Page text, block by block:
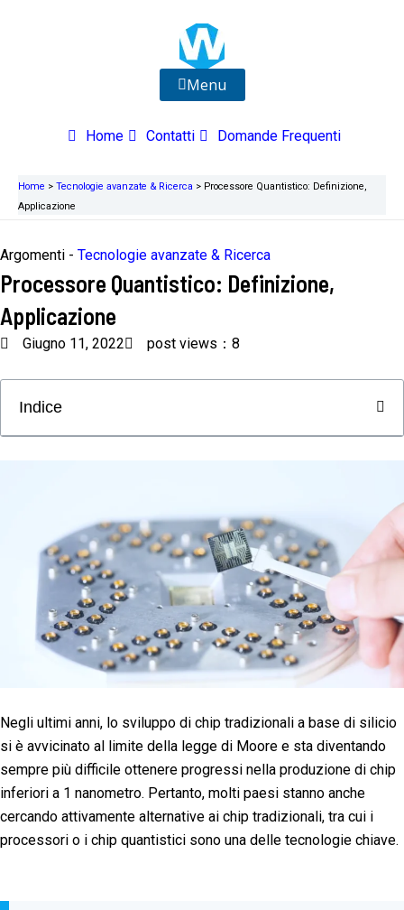
Menu
Home Contatti Domande Frequenti
Home > Tecnologie avanzate & Ricerca > Processore Quantistico: Definizione,
Applicazione
Argomenti - Tecnologie avanzate & Ricerca
Processore Quantistico: Definizione,
Applicazione
Giugno 11, 2022 post views：8
Indice
Negli ultimi anni, lo sviluppo di chip tradizionali a base di silicio
si è avvicinato al limite della legge di Moore e sta diventando
sempre più difficile ottenere progressi nella produzione di chip
inferiori a 1 nanometro. Pertanto, molti paesi stanno anche
cercando attivamente alternative ai chip tradizionali, tra cui i
processori o i chip quantistici sono una delle tecnologie chiave.